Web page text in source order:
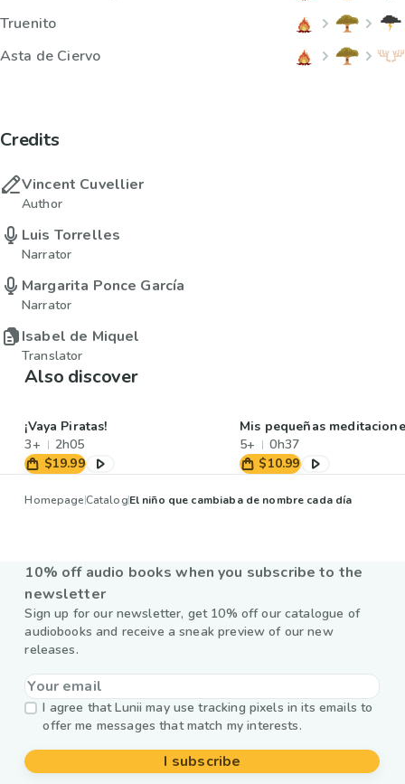
Truenito
Asta de Ciervo
Credits
Vincent Cuvellier
Author
Luis Torrelles
Narrator
Margarita Ponce García
Narrator
Isabel de Miquel
Translator
Also discover
¡Vaya Piratas!
3+
2h05
$19.99
Mis pequeñas
5+
0h37
$10.99
HomepageCatalogEl niño que cambiaba de nombre cada día
10% off audio books when you subscribe to the
newsletter
Sign up for our newsletter, get 10% off our catalogue of
audiobooks and receive a sneak preview of our new
releases.
I agree that Lunii may use tracking pixels in its emails to
offer me messages that match my interests.
I subscribe